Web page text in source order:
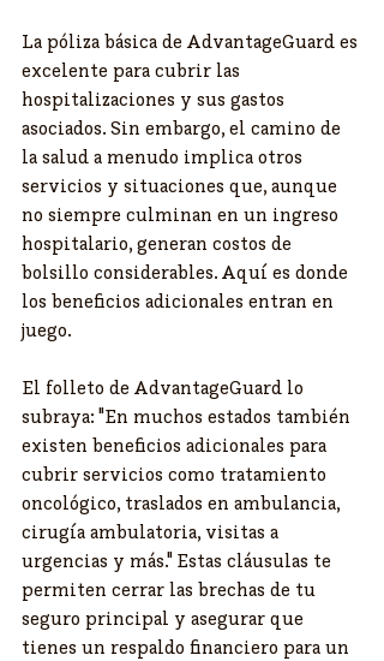
La póliza básica de AdvantageGuard es
excelente para cubrir las
hospitalizaciones y sus gastos
asociados. Sin embargo, el camino de
la salud a menudo implica otros
servicios y situaciones que, aunque
no siempre culminan en un ingreso
hospitalario, generan costos de
bolsillo considerables. Aquí es donde
los beneficios adicionales entran en
juego.
El folleto de AdvantageGuard lo
subraya: "En muchos estados también
existen beneficios adicionales para
cubrir servicios como tratamiento
oncológico, traslados en ambulancia,
cirugía ambulatoria, visitas a
urgencias y más." Estas cláusulas te
permiten cerrar las brechas de tu
seguro principal y asegurar que
tienes un respaldo financiero para un